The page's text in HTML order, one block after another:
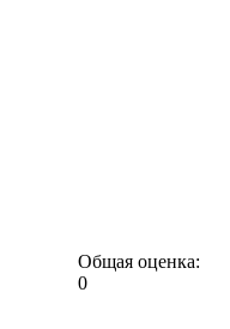
Общая оценка:
0